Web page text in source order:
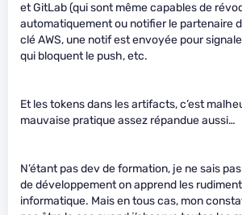
et GitLab (qui sont même capables de
automatiquement ou notifier le partenaire
clé AWS, une notif est envoyée pour
qui bloquent le push, etc.
Et les tokens dans les artifacts, c’est
mauvaise pratique assez répandue aussi…
N’étant pas dev de formation, je ne sais
de développement on apprend les
informatique. Mais en tous cas, mon